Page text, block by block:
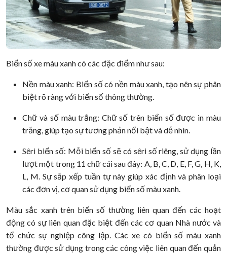
Biển số xe màu xanh có các đặc điểm như sau:
Nền màu xanh: Biển số có nền màu xanh, tạo nên sự phân
biệt rõ ràng với biển số thông thường.
Chữ và số màu trắng: Chữ số trên biển số được in màu
trắng, giúp tạo sự tương phản nổi bật và dễ nhìn.
Sêri biển số: Mỗi biển số sẽ có sêri số riêng, sử dụng lần
lượt một trong 11 chữ cái sau đây: A, B, C, D, E, F, G, H, K,
L, M. Sự sắp xếp tuần tự này giúp xác định và phân loại
các đơn vị, cơ quan sử dụng biển số màu xanh.
Màu sắc xanh trên biển số thường liên quan đến các hoạt
động có sự liên quan đặc biệt đến các cơ quan Nhà nước và
tổ chức sự nghiệp công lập. Các xe có biển số màu xanh
thường được sử dụng trong các công việc liên quan đến quản